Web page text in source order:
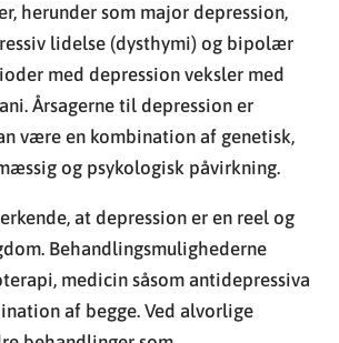
og psykologisk påvirkning.
at depression er en reel og
Behandlingsmulighederne
medicin såsom antidepressiva
af begge. Ved alvorlige
også komme på tale. Det er
der lider af depression, at
hjælp for at få stillet en korrekt
den passende behandling.